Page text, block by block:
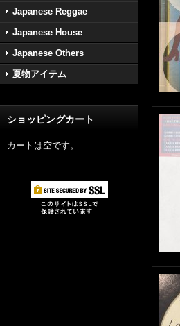
Japanese Reggae
Japanese House
Japanese Others
夏物アイテム
ショッピングカート
カートは空です。